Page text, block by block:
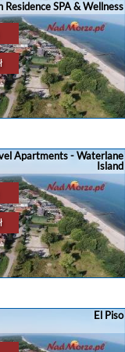
pobytu w Gdańsku.
dogodną ...
,domki,rezerwacja...
Residence SPA & Wellness
& Wellness Gdańsk to
miejsce, które łączy
i elegancję z doskonałym
Na ...
,domki,rezerwacja...
Apartments - Waterlane
Island
4 - osobowe apartamenty
- wybierz i rezerwuj na
z aneksem ...
El Piso